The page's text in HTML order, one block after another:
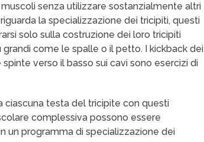
senza utilizzare sostanzialmente altri
la specializzazione dei tricipiti, questi
solo sulla costruzione dei loro tricipiti
come le spalle o il petto. I kickback dei
verso il basso sui cavi sono esercizi di
ciascuna testa del tricipite con questi
complessiva possono essere
un programma di specializzazione dei